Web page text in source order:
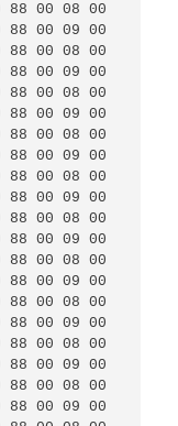
88 00 08 00
88 00 09 00
88 00 08 00
88 00 09 00
88 00 08 00
88 00 09 00
88 00 08 00
88 00 09 00
88 00 08 00
88 00 09 00
88 00 08 00
88 00 09 00
88 00 08 00
88 00 09 00
88 00 08 00
88 00 09 00
88 00 08 00
88 00 09 00
88 00 08 00
88 00 09 00